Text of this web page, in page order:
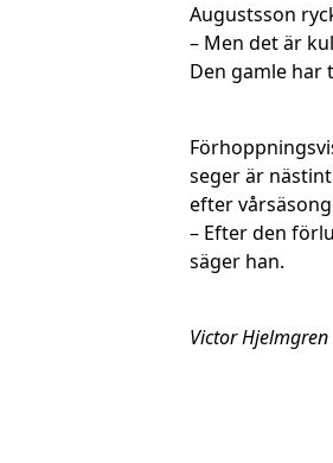
Augustsson
– Men det är
Den gamle har
seger är
efter
– Efter den
säger han.
Victor Hjelmgren